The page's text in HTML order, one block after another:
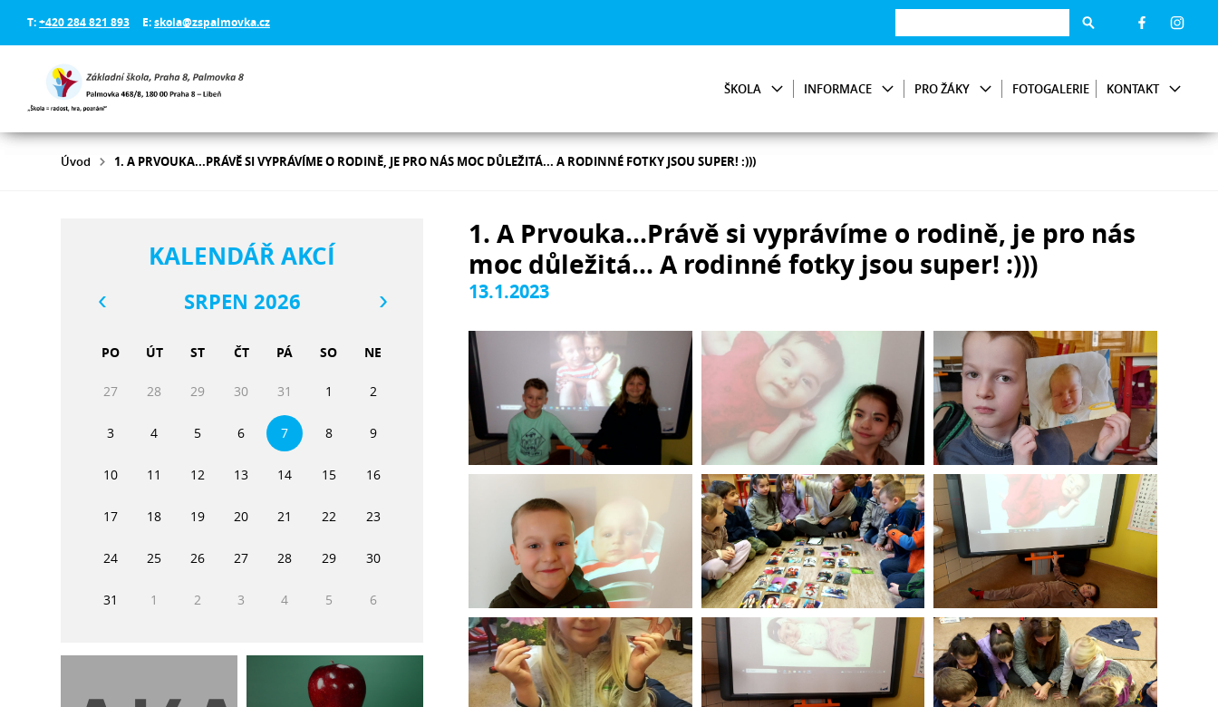
T:+420 284 821 893 E:skola@zspalmovka.cz
ŠKOLA INFORMACE PRO ŽÁKY FOTOGALERIE KONTAKT
Úvod 1. A PRVOUKA...PRÁVĚ SI VYPRÁVÍME O RODINĚ, JE PRO NÁS MOC DŮLEŽITÁ... A RODINNÉ FOTKY JSOU SUPER! :)))
1. A Prvouka...Právě si vyprávíme o rodině, je pro nás
moc důležitá... A rodinné fotky jsou super! :)))
13.1.2023
KALENDÁŘ AKCÍ
SRPEN 2026
PO ÚT ST ČT PÁ SO NE
27 28 29 30 31 1 2
3 4 5 6 7 8 9
10 11 12 13 14 15 16
17 18 19 20 21 22 23
24 25 26 27 28 29 30
31 1 2 3 4 5 6